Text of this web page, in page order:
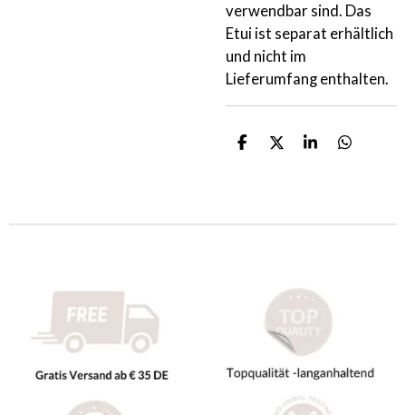
verwendbar sind. Das
Etui ist separat erhältlich
und nicht im
Lieferumfang enthalten.
T
n
T
n
T
n
T
n